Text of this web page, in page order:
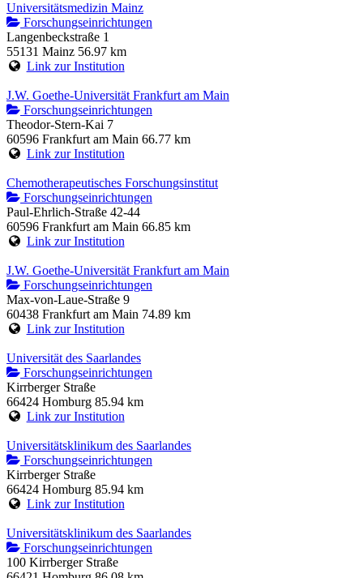
Universitätsmedizin Mainz
Forschungseinrichtungen
Langenbeckstraße 1
55131 Mainz 56.97 km
Link zur Institution
J.W. Goethe-Universität Frankfurt am Main
Forschungseinrichtungen
Theodor-Stern-Kai 7
60596 Frankfurt am Main 66.77 km
Link zur Institution
Chemotherapeutisches Forschungsinstitut
Forschungseinrichtungen
Paul-Ehrlich-Straße 42-44
60596 Frankfurt am Main 66.85 km
Link zur Institution
J.W. Goethe-Universität Frankfurt am Main
Forschungseinrichtungen
Max-von-Laue-Straße 9
60438 Frankfurt am Main 74.89 km
Link zur Institution
Universität des Saarlandes
Forschungseinrichtungen
Kirrberger Straße
66424 Homburg 85.94 km
Link zur Institution
Universitätsklinikum des Saarlandes
Forschungseinrichtungen
Kirrberger Straße
66424 Homburg 85.94 km
Link zur Institution
Universitätsklinikum des Saarlandes
Forschungseinrichtungen
100 Kirrberger Straße